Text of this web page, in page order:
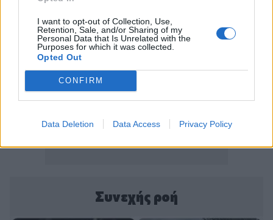
I want to opt-out of Collection, Use,
Retention, Sale, and/or Sharing of my
Personal Data that Is Unrelated with the
Purposes for which it was collected.
Opted Out
CONFIRM
Data Deletion Data Access Privacy Policy
Συνεχής ροή